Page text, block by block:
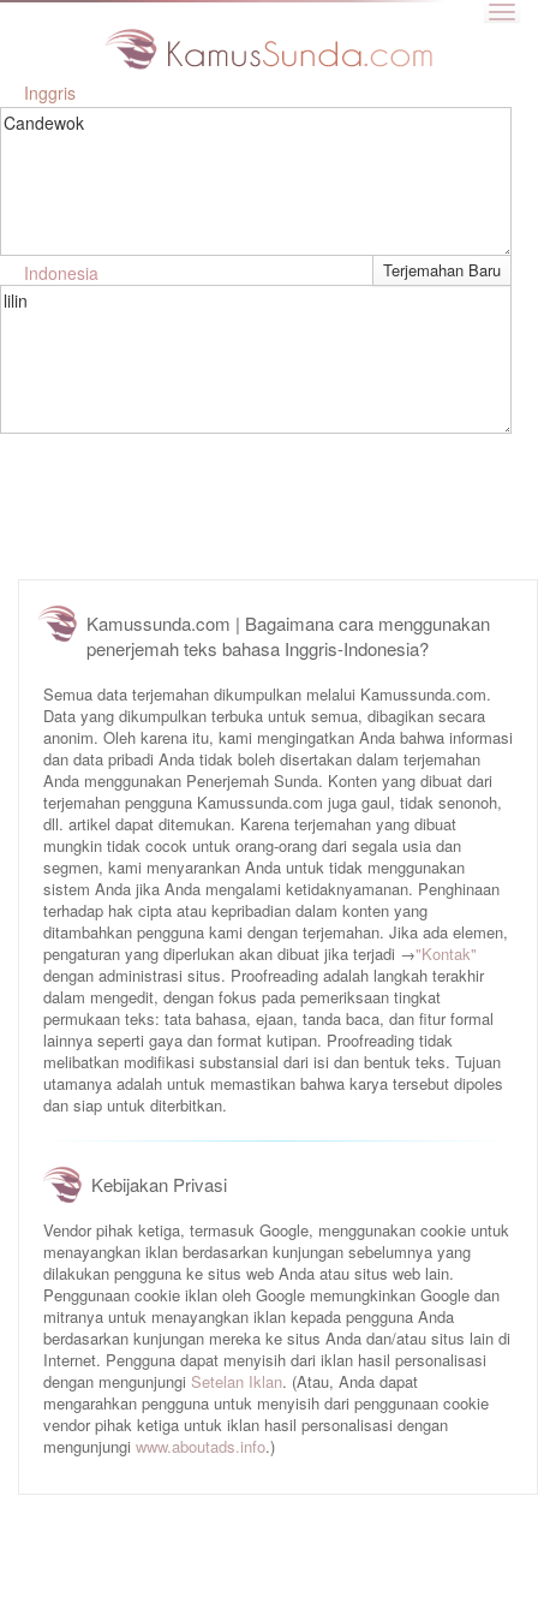
Inggris
Candewok
Indonesia
lilin
Kamussunda.com | Bagaimana cara menggunakan
penerjemah teks bahasa Inggris-Indonesia?
Semua data terjemahan dikumpulkan melalui Kamussunda.com.
Data yang dikumpulkan terbuka untuk semua, dibagikan secara
anonim. Oleh karena itu, kami mengingatkan Anda bahwa informasi
dan data pribadi Anda tidak boleh disertakan dalam terjemahan
Anda menggunakan Penerjemah Sunda. Konten yang dibuat dari
terjemahan pengguna Kamussunda.com juga gaul, tidak senonoh,
dll. artikel dapat ditemukan. Karena terjemahan yang dibuat
mungkin tidak cocok untuk orang-orang dari segala usia dan
segmen, kami menyarankan Anda untuk tidak menggunakan
sistem Anda jika Anda mengalami ketidaknyamanan. Penghinaan
terhadap hak cipta atau kepribadian dalam konten yang
ditambahkan pengguna kami dengan terjemahan. Jika ada elemen,
pengaturan yang diperlukan akan dibuat jika terjadi →"Kontak"
dengan administrasi situs. Proofreading adalah langkah terakhir
dalam mengedit, dengan fokus pada pemeriksaan tingkat
permukaan teks: tata bahasa, ejaan, tanda baca, dan fitur formal
lainnya seperti gaya dan format kutipan. Proofreading tidak
melibatkan modifikasi substansial dari isi dan bentuk teks. Tujuan
utamanya adalah untuk memastikan bahwa karya tersebut dipoles
dan siap untuk diterbitkan.
Kebijakan Privasi
Vendor pihak ketiga, termasuk Google, menggunakan cookie untuk
menayangkan iklan berdasarkan kunjungan sebelumnya yang
dilakukan pengguna ke situs web Anda atau situs web lain.
Penggunaan cookie iklan oleh Google memungkinkan Google dan
mitranya untuk menayangkan iklan kepada pengguna Anda
berdasarkan kunjungan mereka ke situs Anda dan/atau situs lain di
Internet. Pengguna dapat menyisih dari iklan hasil personalisasi
dengan mengunjungi Setelan Iklan. (Atau, Anda dapat
mengarahkan pengguna untuk menyisih dari penggunaan cookie
vendor pihak ketiga untuk iklan hasil personalisasi dengan
mengunjungi www.aboutads.info.)